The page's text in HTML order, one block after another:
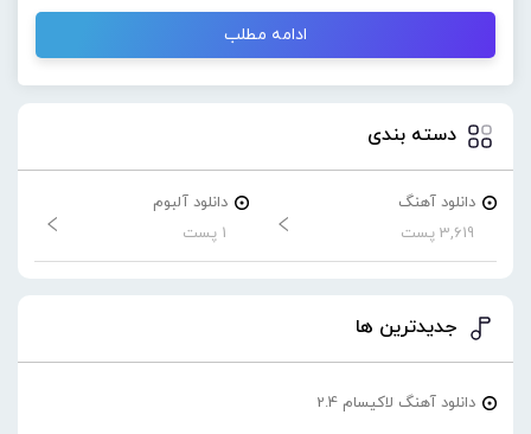
ادامه مطلب
دسته بندی
دانلود آهنگ
3,619 پست
دانلود آلبوم
1 پست
جدیدترین ها
دانلود آهنگ لاکیسام 2.4